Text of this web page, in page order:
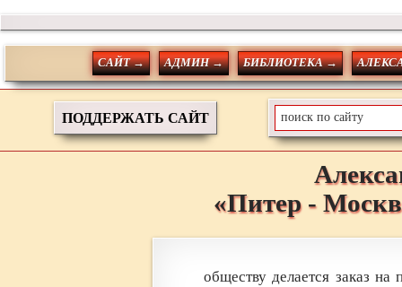
САЙТ → АДМИН → БИБЛИОТЕКА →
ПОДДЕРЖАТЬ САЙТ
«Питер -
обществу делается заказ